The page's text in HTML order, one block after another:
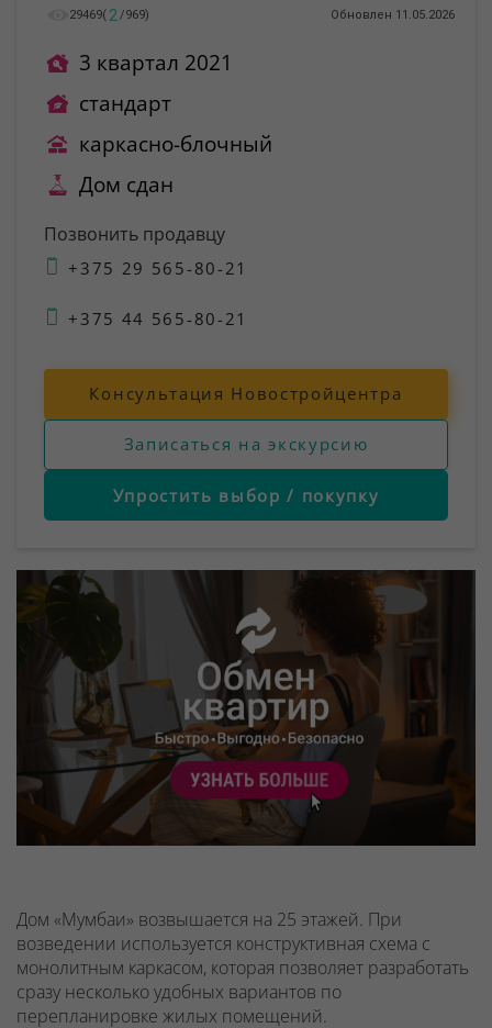
29469( 2 /969) Обновлен 11.05.2026
3 квартал 2021
стандарт
каркасно-блочный
Дом сдан
Позвонить продавцу
+375 29 565-80-21
+375 44 565-80-21
Консультация Новостройцентра
Записаться на экскурсию
Упростить выбор / покупку
Дом «Мумбаи» возвышается на 25 этажей. При
возведении используется конструктивная схема с
монолитным каркасом, которая позволяет разработать
сразу несколько удобных вариантов по
перепланировке жилых помещений.